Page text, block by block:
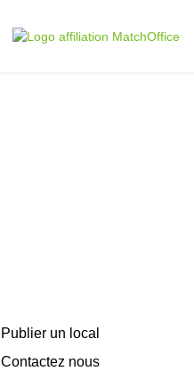
Publier un local
Contactez nous